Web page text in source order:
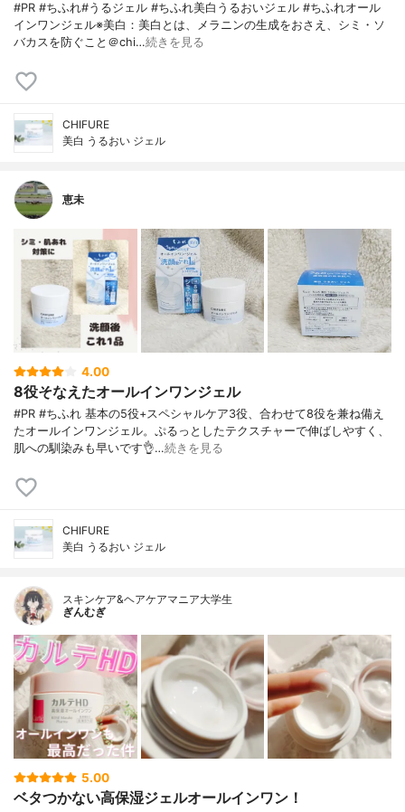
#PR #ちふれ#うるジェル #ちふれ美白うるおいジェル #ちふれオール
インワンジェル※美白：美白とは、メラニンの生成をおさえ、シミ・ソ
バカスを防ぐこと＠chi…続きを見る
CHIFURE
美白 うるおい ジェル
恵未
4.00
8役そなえたオールインワンジェル
#PR #ちふれ 基本の5役+スペシャルケア3役、合わせて8役を兼ね備え
たオールインワンジェル。ぷるっとしたテクスチャーで伸ばしやすく、
肌への馴染みも早いです👌…続きを見る
CHIFURE
美白 うるおい ジェル
スキンケア&ヘアケアマニア大学生
ぎんむぎ
5.00
ベタつかない高保湿ジェルオールインワン！